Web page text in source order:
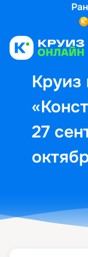
Круиз
27